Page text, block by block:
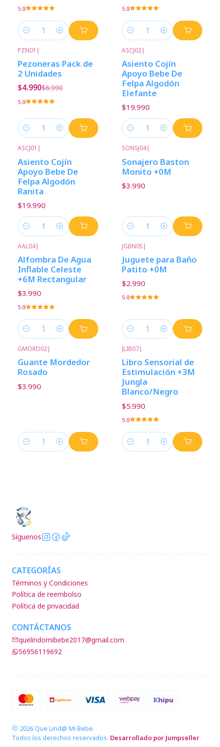
5.0
Cantidad
5.0
Cantidad
PZN01 |
Pezoneras Pack de
2 Unidades
$4.990$6.990
5.0
Cantidad
ASCJ02|
Asiento Cojín
Apoyo Bebe De
Felpa Algodón
Elefante
$19.990
Cantidad
ASCJ01 |
Asiento Cojín
Apoyo Bebe De
Felpa Algodón
Ranita
$19.990
Cantidad
SONSJ04|
Sonajero Baston
Monito +0M
$3.990
Cantidad
AAL04|
Alfombra De Agua
Inflable Celeste
+6M Rectangular
$3.990
5.0
Cantidad
JGBN05 |
Juguete para Baño
Patito +0M
$2.990
5.0
Cantidad
GMORD02|
Guante Mordedor
Rosado
$3.990
Cantidad
JLIB07|
Libro Sensorial de
Estimulación +3M
Jungla
Blanco/Negro
$5.990
5.0
Cantidad
Síguenos
CATEGORÍAS
Términos y Condiciones
Política de reembolso
Política de privacidad
CONTÁCTANOS
quelindomibebe2017@gmail.com
56956119692
2026 Que Lind@ Mi Bebe.
Todos los derechos reservados. Desarrollado por Jumpseller.